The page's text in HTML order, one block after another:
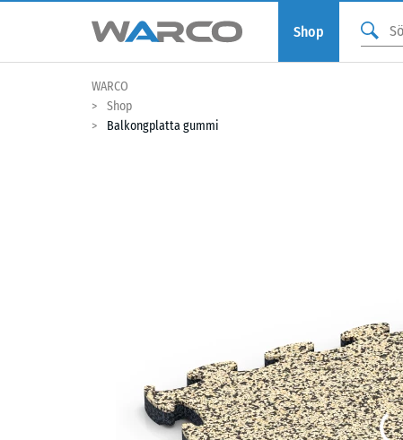
Shop
WARCO
Shop
Balkongplatta gummi